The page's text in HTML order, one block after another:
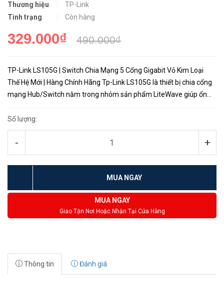
Thương hiệu
TP-Link
Tình trạng
Còn hàng
329.000₫ 490.000₫
TP-Link LS105G | Switch Chia Mạng 5 Cổng Gigabit Vỏ Kim Loại
Thế Hệ Mới | Hàng Chính Hãng Tp-Link LS105G là thiết bị chia cổng
mạng Hub/Switch nằm trong nhóm sản phẩm LiteWave giúp ổn
Số lượng:
- +
MUA NGAY
MUA NGAY
Giao Tận Nơi Hoặc Nhận Tại Cửa Hàng
Thông tin Đánh giá